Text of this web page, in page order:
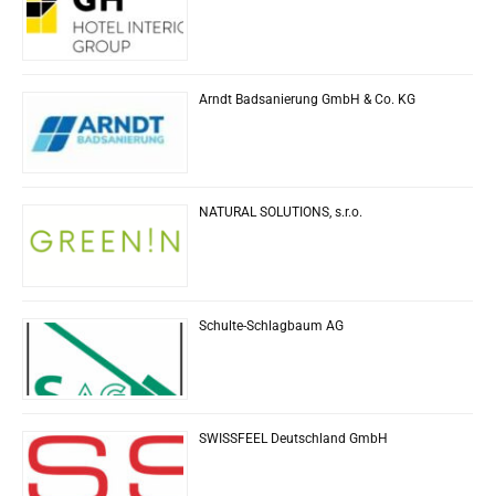
Arndt Badsanierung GmbH & Co. KG
NATURAL SOLUTIONS, s.r.o.
Schulte-Schlagbaum AG
SWISSFEEL Deutschland GmbH